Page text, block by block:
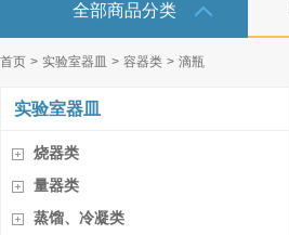
全部商品分类
首页 > 实验室器皿 > 容器类 > 滴瓶
实验室器皿
烧器类
量器类
蒸馏、冷凝类